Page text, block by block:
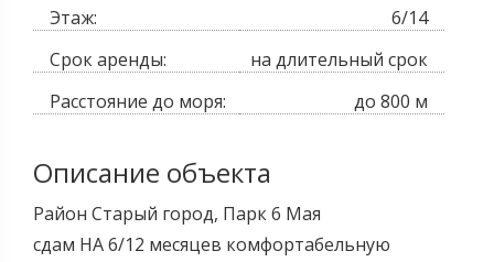
Этаж:
6/14
Срок аренды:
на длительный срок
Расстояние до моря:
до 800 м
Описание объекта
Район Старый город, Парк 6 Мая
сдам НА 6/12 месяцев комфортабельную